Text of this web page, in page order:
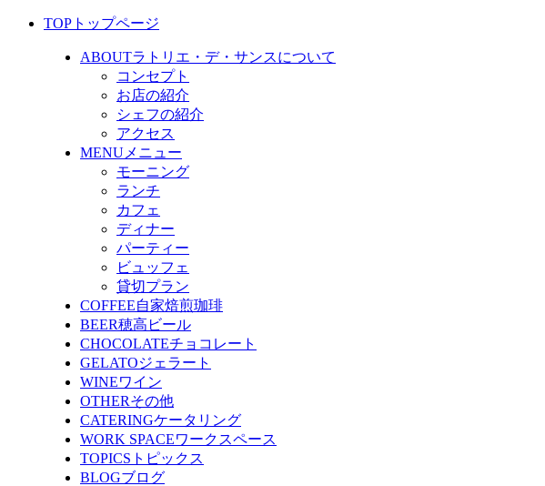
TOP トップページ
ABOUTラトリエ・デ・サンスについて
コンセプト
お店の紹介
シェフの紹介
アクセス
MENU メニュー
モーニング
ランチ
カフェ
ディナー
パーティー
ビュッフェ
貸切プラン
COFFEE自家焙煎珈琲
BEER穂高ビール
CHOCOLATEチョコレート
GELATOジェラート
WINEワイン
OTHERその他
CATERINGケータリング
WORK SPACEワークスペース
TOPICS トピックス
BLOGブログ